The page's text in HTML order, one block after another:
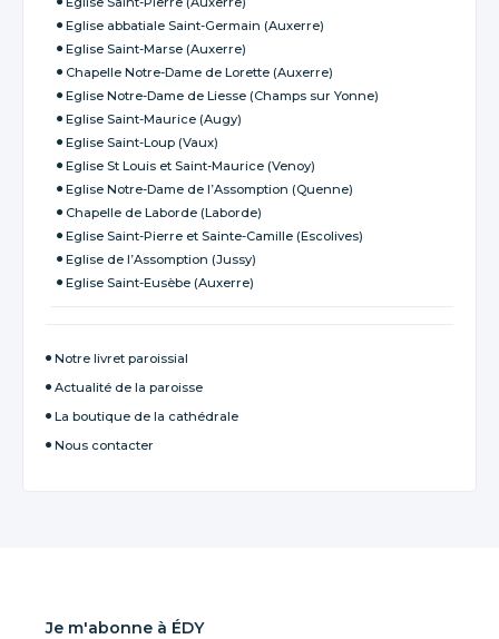
Eglise abbatiale Saint-Germain (Auxerre)
Eglise Saint-Marse (Auxerre)
Chapelle Notre-Dame de Lorette (Auxerre)
Eglise Notre-Dame de Liesse (Champs sur Yonne)
Eglise Saint-Maurice (Augy)
Eglise Saint-Loup (Vaux)
Eglise St Louis et Saint-Maurice (Venoy)
Eglise Notre-Dame de l’Assomption (Quenne)
Chapelle de Laborde (Laborde)
Eglise Saint-Pierre et Sainte-Camille (Escolives)
Eglise de l’Assomption (Jussy)
Eglise Saint-Eusèbe (Auxerre)
Notre livret paroissial
Actualité de la paroisse
La boutique de la cathédrale
Nous contacter
Je m'abonne à ÉDY